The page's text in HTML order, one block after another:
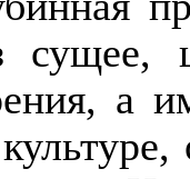
сущее,
а